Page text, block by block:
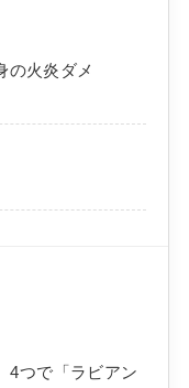
の火炎ダメ
4つで「ラビアン